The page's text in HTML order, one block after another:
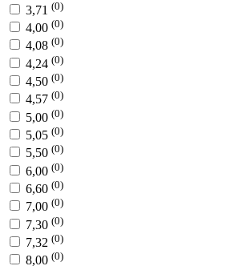
3,71 (0)
4,00 (0)
4,08 (0)
4,24 (0)
4,50 (0)
4,57 (0)
5,00 (0)
5,05 (0)
5,50 (0)
6,00 (0)
6,60 (0)
7,00 (0)
7,30 (0)
7,32 (0)
8,00 (0)